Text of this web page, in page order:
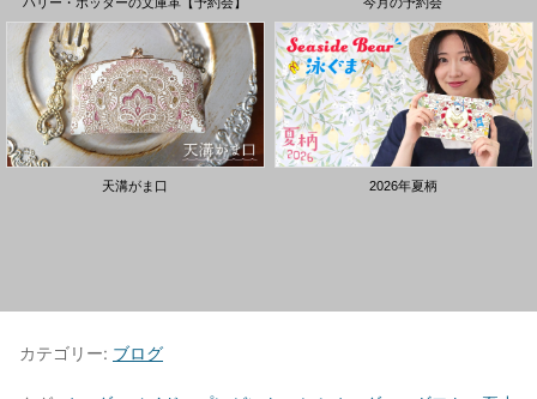
カテゴリー: ブログ